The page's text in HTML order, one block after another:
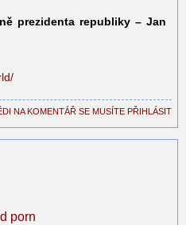
prezidenta republiky – Jan
NA KOMENTÁŘ SE MUSÍTE PŘIHLÁSIT
porn